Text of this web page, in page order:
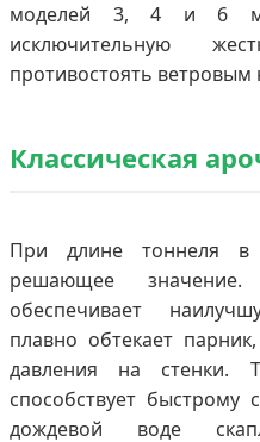
моделей 3, 4 и 6
исключительную
противостоять ветровым
Классическая
При длине тоннеля
решающее
обеспечивает
плавно обтекает
давления на стенки.
способствует быстрому
дождевой воде